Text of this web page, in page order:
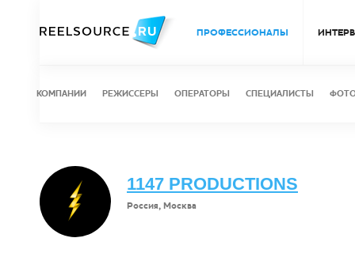
ПРОФЕССИОНАЛЫ
КОМПАНИИ РЕЖИССЕРЫ ОПЕРАТОРЫ СПЕЦИАЛИСТЫ
1147 PRODUCTIONS
Россия, Москва